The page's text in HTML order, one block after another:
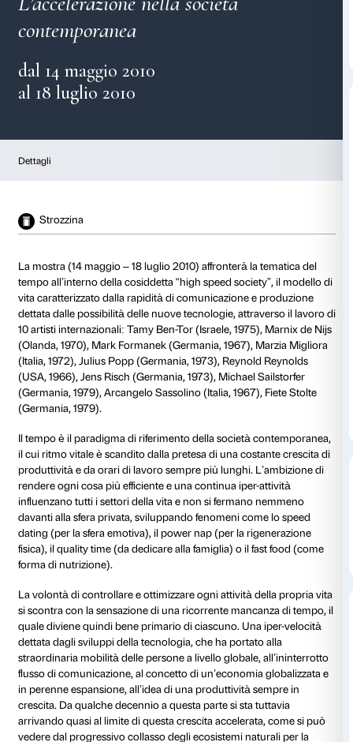
As soon as possible
contemporanea
dal 14 maggio 2010
al 18 luglio 2010
Dettagli
Strozzina
La mostra (14 maggio – 18 luglio 2010) affronterà la
tempo all’interno della cosiddetta “high speed
vita caratterizzato dalla rapidità di comunicazione e
dettata dalle possibilità delle nuove tecnologie,
10 artisti internazionali: Tamy Ben-Tor (Israele,
(Italia, 1972), Julius Popp (Germania, 1973),
(USA, 1966), Jens Risch (Germania, 1973), Michael
(Germania, 1979), Arcangelo Sassolino (Italia, 1967),
(Germania, 1979).
Il tempo è il paradigma di riferimento della società
il cui ritmo vitale è scandito dalla pretesa di una